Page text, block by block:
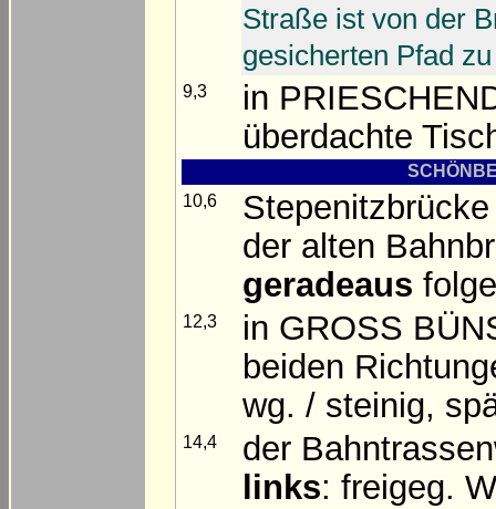
Straße ist von der
gesicherten Pfad
9,3
in
überdachte
10,6
der alten
geradeaus
12,3
in GROSS
beiden
wg. / steinig,
14,4
der
links: freigeg.